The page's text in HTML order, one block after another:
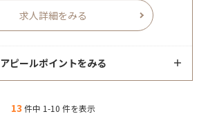
求人詳細をみる
アピールポイントをみる
13件中 1-10 件を表示